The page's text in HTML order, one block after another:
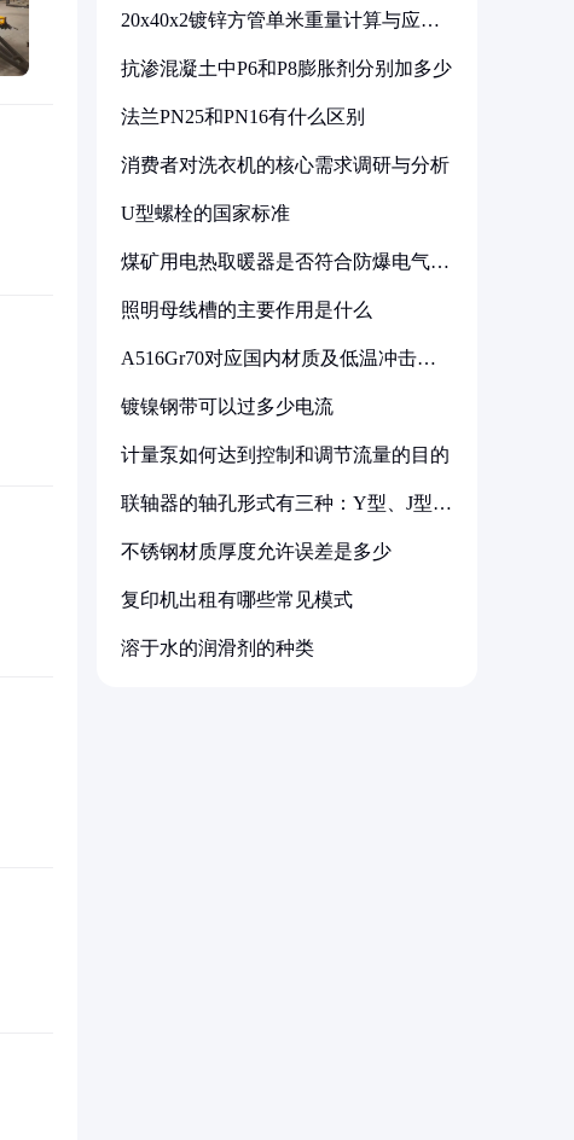
20x40x2镀锌方管单米重量计算与应用
抗渗混凝土中P6和P8膨胀剂分别加多少
法兰PN25和PN16有什么区别
消费者对洗衣机的核心需求调研与分析
U型螺栓的国家标准
煤矿用电热取暖器是否符合防爆电气设
照明母线槽的主要作用是什么
A516Gr70对应国内材质及低温冲击要
镀镍钢带可以过多少电流
计量泵如何达到控制和调节流量的目的
联轴器的轴孔形式有三种：Y型、J型、
不锈钢材质厚度允许误差是多少
复印机出租有哪些常见模式
溶于水的润滑剂的种类